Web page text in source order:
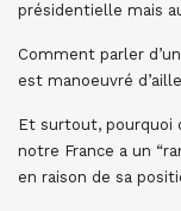
présidentielle mais
Comment parler
est manoeuvré
Et surtout, pourquoi
notre France a un
en raison de sa